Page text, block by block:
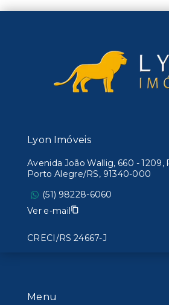
Menu
Lyon Imóveis
Avenida João Wallig, 660 - 1209,
Porto Alegre/RS, 91340-000
(51) 98228-6060
Ver e-mail
CRECI/RS 24667-J